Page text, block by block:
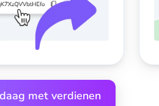
met verdienen